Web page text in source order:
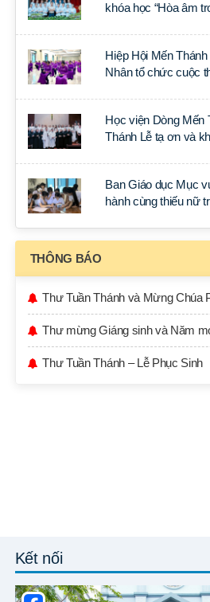
khóa học “Hòa âm
Hiệp Hội Mến
Nhân tổ chức cuộc
Học viện Dòng Mến
Thánh Lễ tạ ơn và
Ban Giáo dục Mục
hành cùng thiếu nữ
THÔNG BÁO
Thư Tuần Thánh và Mừng Chúa
Thư mừng Giáng sinh và Năm
Thư Tuần Thánh – Lễ Phục Sinh
Kết nối